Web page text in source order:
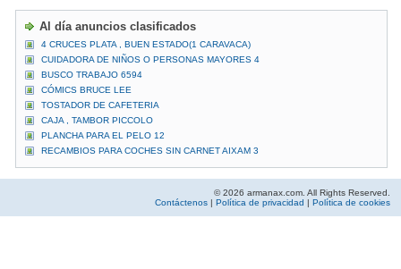
Al día anuncios clasificados
4 CRUCES PLATA , BUEN ESTADO(1 CARAVACA)
CUIDADORA DE NIÑOS O PERSONAS MAYORES 4
BUSCO TRABAJO 6594
CÓMICS BRUCE LEE
TOSTADOR DE CAFETERIA
CAJA , TAMBOR PICCOLO
PLANCHA PARA EL PELO 12
RECAMBIOS PARA COCHES SIN CARNET AIXAM 3
© 2026 armanax.com. All Rights Reserved.
Contáctenos | Política de privacidad | Política de cookies